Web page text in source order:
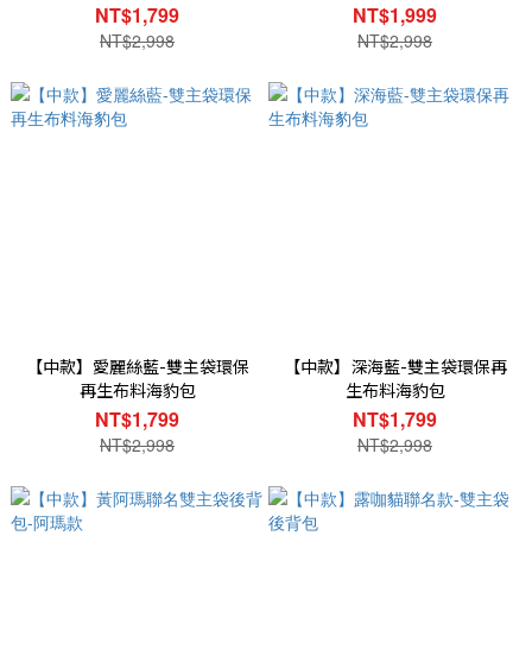
NT$1,799
NT$2,998
NT$1,999
NT$2,998
【中款】愛麗絲藍-雙主袋環保
再生布料海豹包
NT$1,799
NT$2,998
【中款】深海藍-雙主袋環保再
生布料海豹包
NT$1,799
NT$2,998